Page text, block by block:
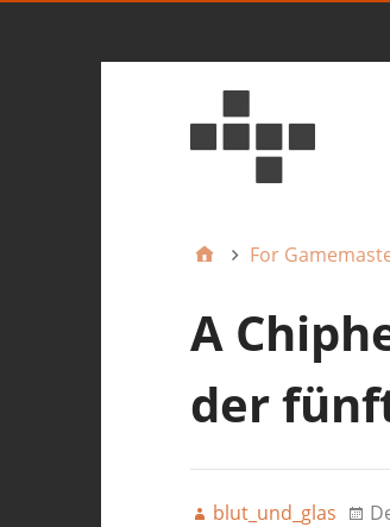
For
A
der
blut_und_glas